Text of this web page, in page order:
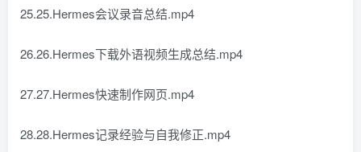
25.25.Hermes会议录音总结.mp4
26.26.Hermes下载外语视频生成总结.mp4
27.27.Hermes快速制作网页.mp4
28.28.Hermes记录经验与自我修正.mp4